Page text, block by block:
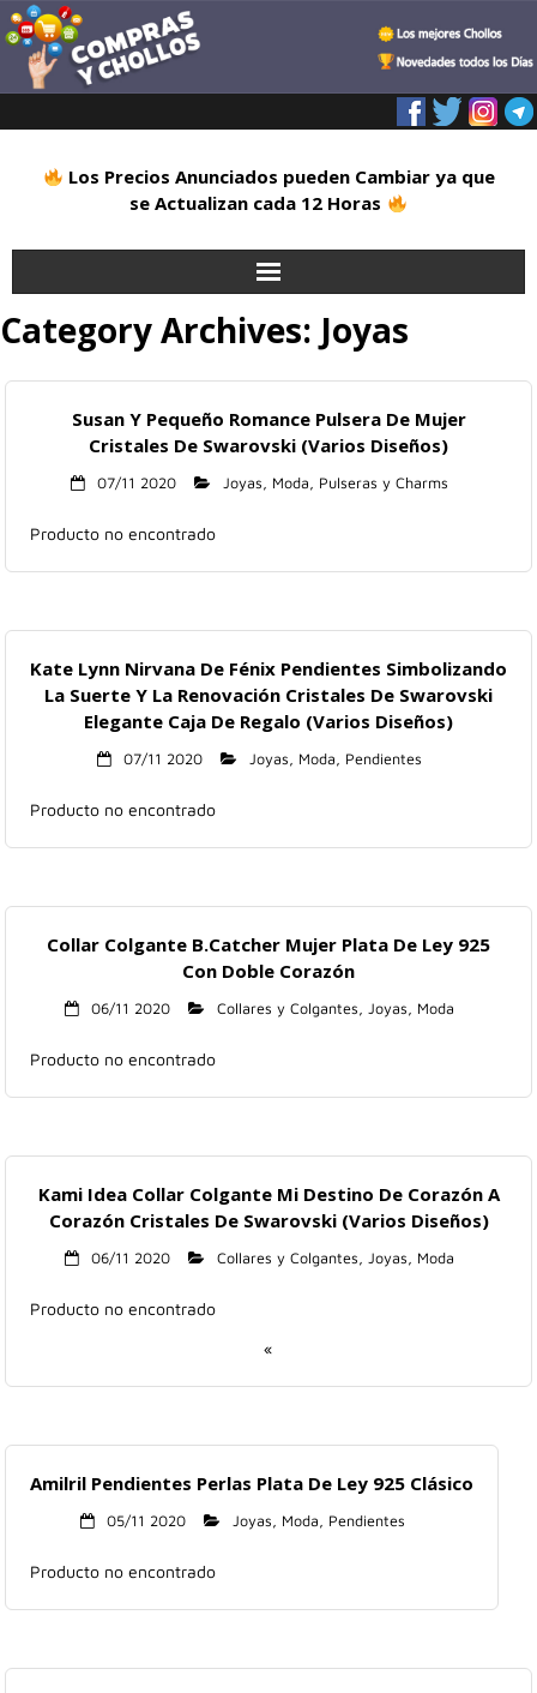
Los Precios Anunciados pueden Cambiar ya que
se Actualizan cada 12 Horas
Inicio
Alimentación
Informática
Listas
Multimedia
Category Archives: Joyas
Susan Y Pequeño Romance Pulsera De Mujer
Cristales De Swarovski (Varios Diseños)
07/11 2020 Joyas, Moda, Pulseras y Charms
Producto no encontrado
Kate Lynn Nirvana De Fénix Pendientes Simbolizando
La Suerte Y La Renovación Cristales De Swarovski
Elegante Caja De Regalo (Varios Diseños)
07/11 2020 Joyas, Moda, Pendientes
Producto no encontrado
Collar Colgante B.Catcher Mujer Plata De Ley 925
Con Doble Corazón
06/11 2020 Collares y Colgantes, Joyas, Moda
Producto no encontrado
Kami Idea Collar Colgante Mi Destino De Corazón A
Corazón Cristales De Swarovski (Varios Diseños)
06/11 2020 Collares y Colgantes, Joyas, Moda
Producto no encontrado
«
Amilril Pendientes Perlas Plata De Ley 925 Clásico
05/11 2020 Joyas, Moda, Pendientes
Producto no encontrado